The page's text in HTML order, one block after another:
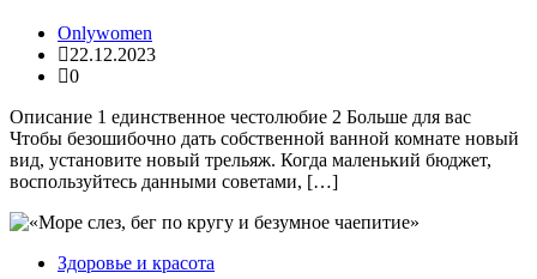
Onlywomen
22.12.2023
0
Описание 1 единственное честолюбие 2 Больше для вас
Чтобы безошибочно дать собственной ванной комнате новый
вид, установите новый трельяж. Когда маленький бюджет,
воспользуйтесь данными советами, […]
Здоровье и красота